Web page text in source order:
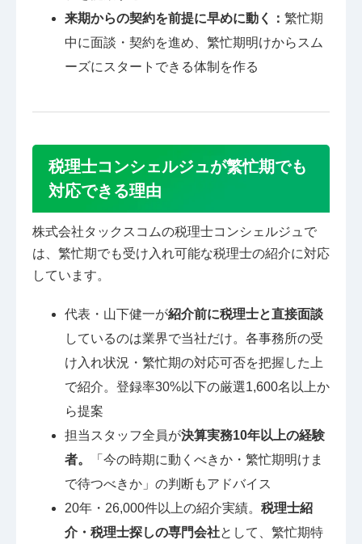
来期からの契約を前提に早めに動く： 繁忙期
中に面談・契約を進め、繁忙期明けからスム
ーズにスタートできる体制を作る
税理士コンシェルジュが繁忙期でも
対応できる理由
株式会社タックスコムの税理士コンシェルジュで
は、繁忙期でも受け入れ可能な税理士の紹介に対応
しています。
代表・山下健一が紹介前に税理士と直接面談
しているのは業界で当社だけ。各事務所の受
け入れ状況・繁忙期の対応可否を把握した上
で紹介。登録率30%以下の厳選1,600名以上か
ら提案
担当スタッフ全員が決算実務10年以上の経験
者。
「今の時期に動くべきか・繁忙期明けま
で待つべきか」の判断もアドバイス
20年・26,000件以上の紹介実績。 税理士紹
介・税理士探しの専門会社として、繁忙期特